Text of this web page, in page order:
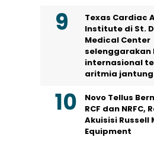
Texas Cardiac
Institute di St.
Medical Center
selenggarakan
internasional
aritmia jantung
Novo Tellus
RCF dan NRFC,
Akuisisi Russell
Equipment